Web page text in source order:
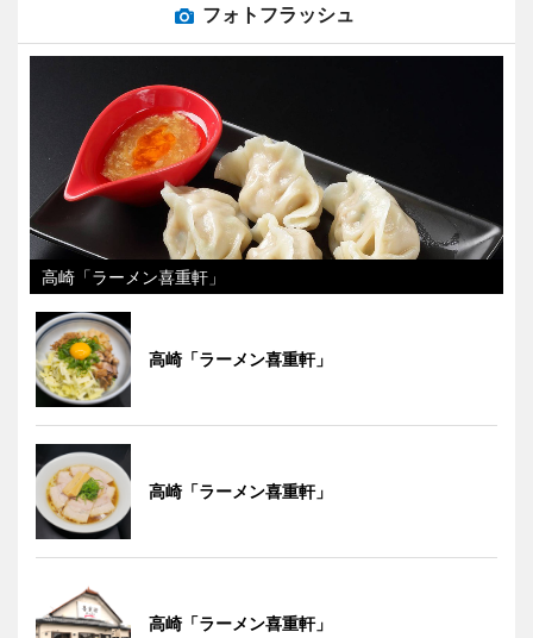
フォトフラッシュ
高崎「ラーメン喜重軒」
高崎「ラーメン喜重軒」
高崎「ラーメン喜重軒」
高崎「ラーメン喜重軒」